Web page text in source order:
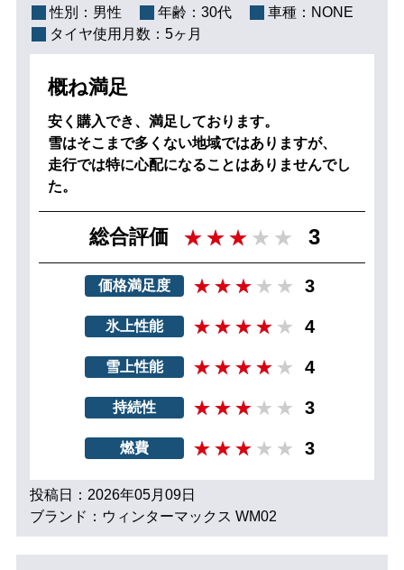
性別： 男性 年齢： 30代 車種： NONE
タイヤ使用月数： 5ヶ月
概ね満足
安く購入でき、満足しております。
雪はそこまで多くない地域ではありますが、
走行では特に心配になることはありませんでし
た。
総合評価 3
価格満足度 3
氷上性能 4
雪上性能 4
持続性 3
燃費 3
投稿日：2026年05月09日
ブランド：ウィンターマックス WM02